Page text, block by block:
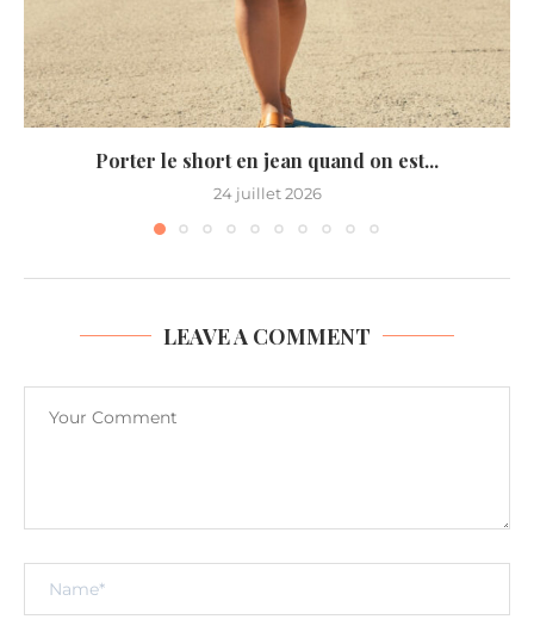
Porter le short en jean quand on est...
24 juillet 2026
LEAVE A COMMENT